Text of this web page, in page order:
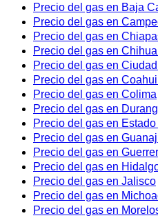
Precio del gas en Baja
Precio del gas en
Precio del gas en
Precio del gas en
Precio del gas en
Precio del gas en
Precio del gas en Colima
Precio del gas en
Precio del gas en
Precio del gas en
Precio del gas en
Precio del gas en
Precio del gas en Jalisco
Precio del gas en
Precio del gas en